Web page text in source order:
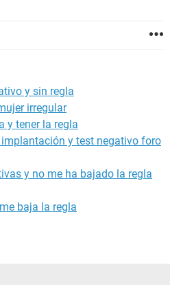
y sin regla
irregular
y tener la regla
y test negativo foro
y no me ha bajado la regla
baja la regla